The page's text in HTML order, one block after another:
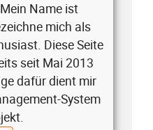
Name ist
mich als
Diese Seite
seit Mai 2013
dafür dient mir
System